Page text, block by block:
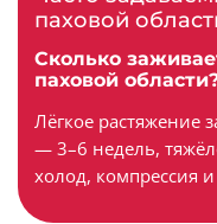
паховой
Сколько
паховой
Лёгкое растяжение
— 3–6 недель,
холод, компрессия